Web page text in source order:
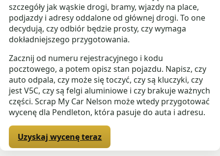
szczegóły jak wąskie drogi, bramy, wjazdy na place,
podjazdy i adresy oddalone od głównej drogi. To one
decydują, czy odbiór będzie prosty, czy wymaga
dokładniejszego przygotowania.
Zacznij od numeru rejestracyjnego i kodu
pocztowego, a potem opisz stan pojazdu. Napisz, czy
auto odpala, czy może się toczyć, czy są kluczyki, czy
jest V5C, czy są felgi aluminiowe i czy brakuje ważnych
części. Scrap My Car Nelson może wtedy przygotować
wycenę dla Pendleton, która pasuje do auta i adresu.
Uzyskaj wycenę teraz